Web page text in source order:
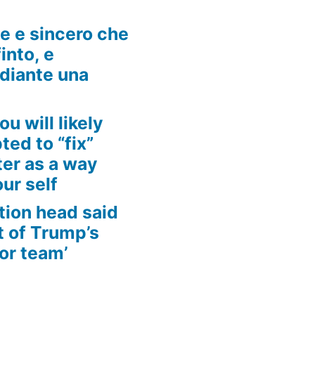
e sincero che
e
una
will likely
to “fix”
as a way
self
head said
Trump’s
team’